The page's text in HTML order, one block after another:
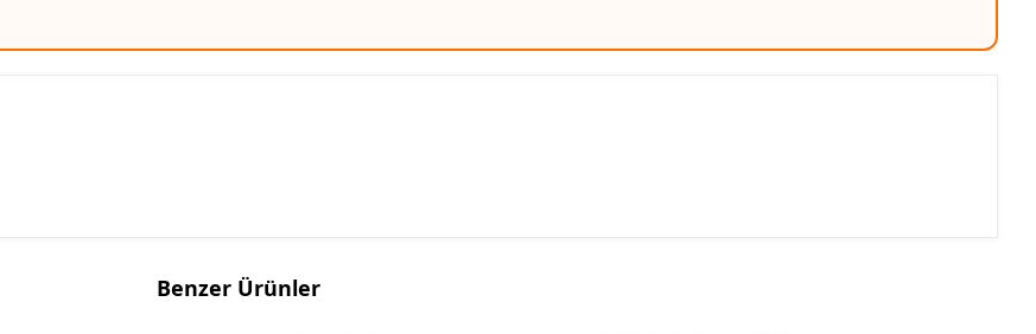
Benzer Ürünler